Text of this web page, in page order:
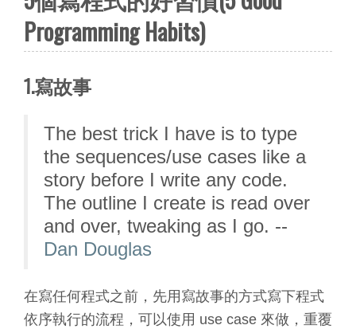
Programming Habits)
1.寫故事
The best trick I have is to type
the sequences/use cases like a
story before I write any code.
The outline I create is read over
and over, tweaking as I go. --
Dan Douglas
在寫任何程式之前，先用寫故事的方式寫下程式
依序執行的流程，可以使用 use case 來做，重覆